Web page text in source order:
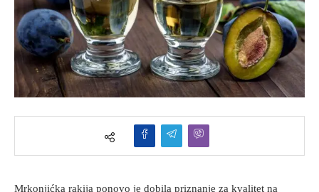
Mrkonjićka rakija ponovo je dobila priznanje za kvalitet na